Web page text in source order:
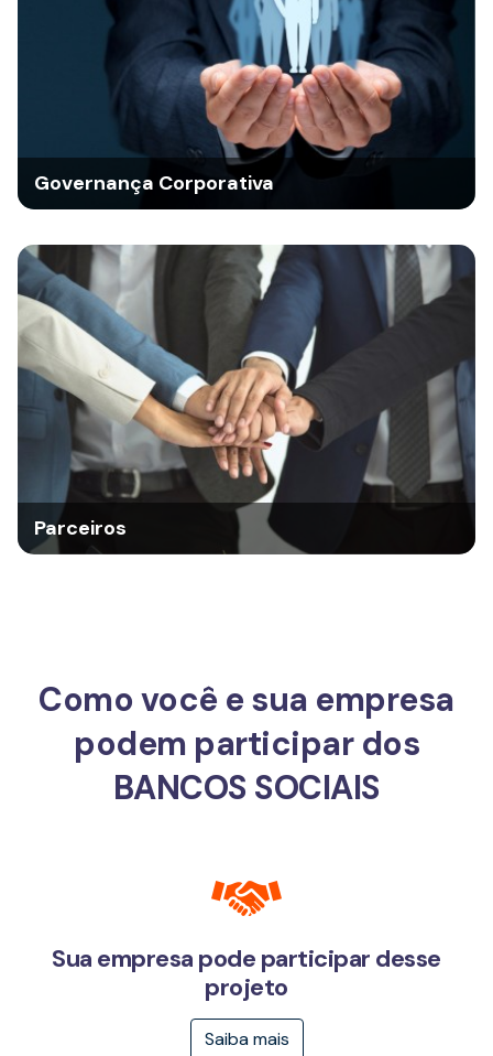
Governança Corporativa
Parceiros
Como você e sua empresa
podem participar dos
BANCOS SOCIAIS
Sua empresa pode participar desse
projeto
Saiba mais